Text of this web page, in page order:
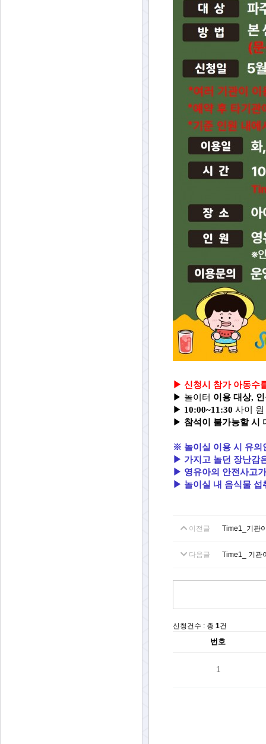
▶ 신청시 참가 아동수
▶ 놀이터 이용 대상,
▶ 10:00~11:30 사이
▶ 참석이 불가능할 시
※ 놀이실 이용 시 유의
▶ 가지고 놀던 장난감
▶ 영유아의 안전사고
▶ 놀이실 내 음식물 섭
이전글 Time1_기관
다음글 Time1_ 기관
신청건수 : 총 1건
번호
1